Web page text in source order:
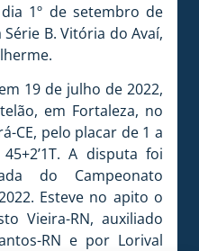
1º de setembro de
Série B. Vitória do Avaí,
19 de julho de 2022,
em Fortaleza, no
CE, pelo placar de 1 a
A disputa foi
do Campeonato
Esteve no apito o
Vieira-RN, auxiliado
RN e por Lorival